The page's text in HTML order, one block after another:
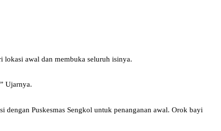
lokasi awal dan membuka seluruh isinya.
Ujarnya.
dengan Puskesmas Sengkol untuk penanganan awal. Orok bayi